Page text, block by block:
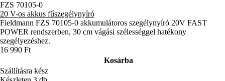
FZS 70105-0
20 V-os akkus fűszegélynyíró
Fieldmann FZS 70105-0 akkumulátoros szegélynyíró 20V FAST
POWER rendszerben, 30 cm vágási szélességgel hatékony
szegélyezéshez.
16 990 Ft
Kosárba
Szállításra kész